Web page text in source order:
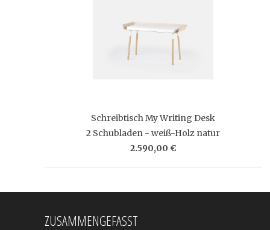
Schreibtisch My Writing Desk
2 Schubladen - weiß-Holz natur
2.590,00 €
ZUSAMMENGEFASST